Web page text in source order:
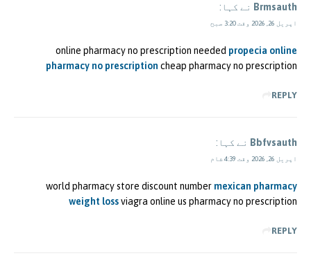
Brmsauth نے کہا:
اپریل 26, 2026 وقت 3:20 صبح
online pharmacy no prescription needed propecia online
pharmacy no prescription cheap pharmacy no prescription
REPLY
Bbfvsauth نے کہا:
اپریل 26, 2026 وقت 4:39 شام
world pharmacy store discount number mexican pharmacy
weight lossviagra online us pharmacy no prescription
REPLY